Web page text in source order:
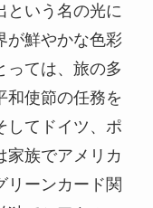
という名の光に
が鮮やかな色彩
っては、旅の多
和使節の任務を
してドイツ、ポ
家族でアメリカ
リーンカード関